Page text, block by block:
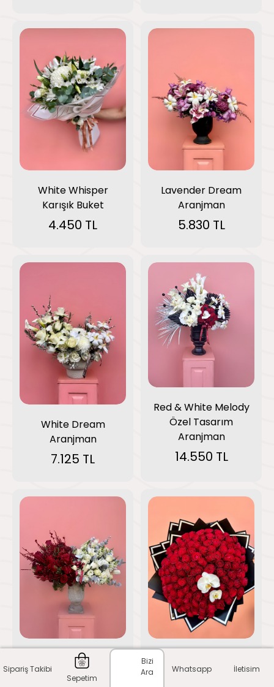
White Whisper
Karışık Buket
4.450 TL
Lavender Dream
Aranjman
5.830 TL
White Dream
Aranjman
7.125 TL
Red & White Melody
Özel Tasarım
Aranjman
14.550 TL
Red & White
Harmony
Deluxe Kırmızı Gül
Sipariş Takibi
Sepetim
Bizi
Ara
Whatsapp İletisim